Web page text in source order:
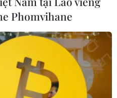
Phomvihane